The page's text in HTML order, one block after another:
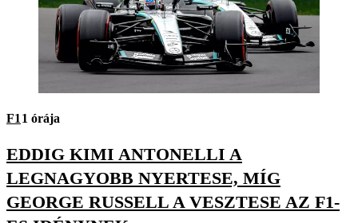
F1 1 órája
EDDIG KIMI ANTONELLI A
LEGNAGYOBB NYERTESE, MÍG
GEORGE RUSSELL A VESZTESE AZ F1-